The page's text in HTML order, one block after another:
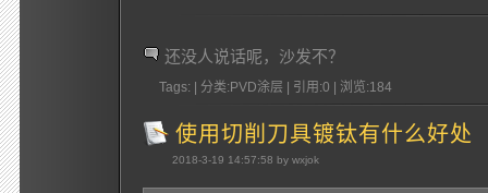
还没人说话呢，沙发不？
Tags: | 分类:PVD涂层 | 引用:0 | 浏览:184
使用切削刀具镀钛有什么好处
2018-3-19 14:57:58 by wxjok